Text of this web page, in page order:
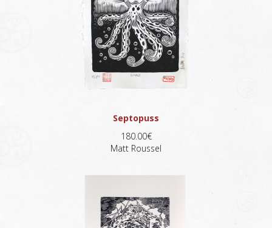
Septopuss
180.00€
Matt Roussel